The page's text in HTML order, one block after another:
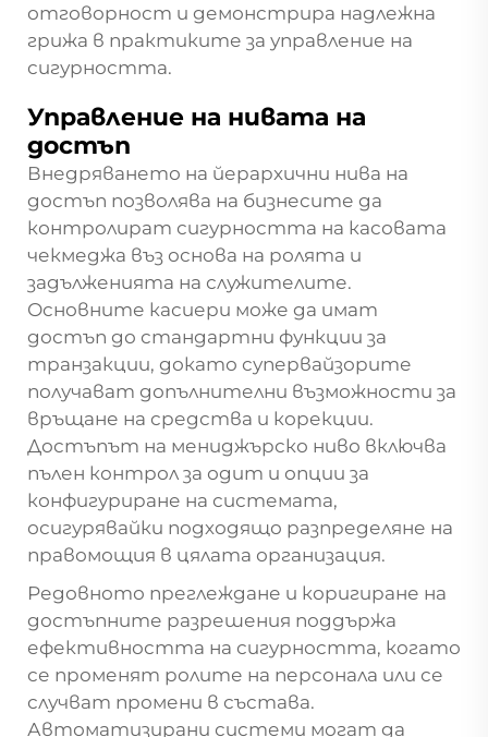
отговорност и демонстрира надлежна
грижа в практиките за управление на
сигурността.
Управление на нивата на
достъп
Внедряването на йерархични нива на
достъп позволява на бизнесите да
контролират сигурността на касовата
чекмеджа въз основа на ролята и
задълженията на служителите.
Основните касиери може да имат
достъп до стандартни функции за
транзакции, докато супервайзорите
получават допълнителни възможности за
връщане на средства и корекции.
Достъпът на мениджърско ниво включва
пълен контрол за одит и опции за
конфигуриране на системата,
осигурявайки подходящо разпределяне на
правомощия в цялата организация.
Редовното преглеждане и коригиране на
достъпните разрешения поддържа
ефективността на сигурността, когато
се променят ролите на персонала или се
случват промени в състава.
Автоматизирани системи могат да